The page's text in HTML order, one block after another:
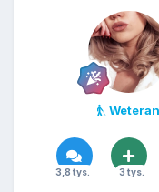
Weteran
3,8 tys. 3 tys.